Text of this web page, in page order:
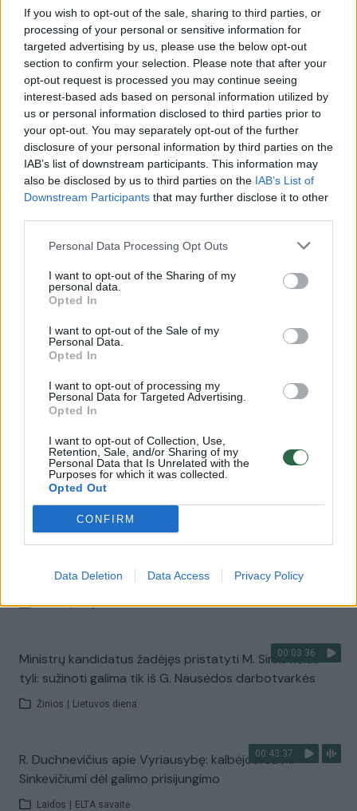
If you wish to opt-out of the sale, sharing to third parties, or
processing of your personal or sensitive information for
targeted advertising by us, please use the below opt-out
section to confirm your selection. Please note that after your
opt-out request is processed you may continue seeing
interest-based ads based on personal information utilized by
us or personal information disclosed to third parties prior to
your opt-out. You may separately opt-out of the further
disclosure of your personal information by third parties on the
IAB’s list of downstream participants. This information may
also be disclosed by us to third parties on the IAB’s List of
Downstream Participants that may further disclose it to other
Personal Data Processing Opt Outs
I want to opt-out of the Sharing of my
personal data.
Opted In
I want to opt-out of the Sale of my
Personal Data.
Opted In
I want to opt-out of processing my
Personal Data for Targeted Advertising.
Opted In
I want to opt-out of Collection, Use,
Retention, Sale, and/or Sharing of my
Personal Data that Is Unrelated with the
Purposes for which it was collected.
Opted Out
CONFIRM
Data Deletion Data Access Privacy Policy
00:03:33
Dabartinę Vyriausybę vertina silpniau nei I. Ruginienės:
M. Sinkevičius pirmenybę teikė ne pavardėms
Žinios | Lietuvos diena
00:12:32
V. Sinkevičius – apie svarbiausius Vyriausybės darbus:
vienai problemai skirs ypatingą dėmesį
Laidos | Nauja diena
Vaizdas Vyriausybėje sukelia dvejopą įspūdį: dėl
nežinomų ministrų visuomenė priversta pasitikėti
Laidos | Nauja diena
Nufilmavo naująjį ministrų kabinetą: užėmė vietas
Žinios | Lietuvos diena
00:35:53
Pamatykite spaudos konferenciją: premjeras M.
Sinkevičius paskelbė savo ministrų kabineto sudėtį
Žinios | Lietuvos diena
yra duobių, kurių socialdemokratai nemato
Laidos | Nauja diena
00:03:36
Ministrų kandidatus žadėjęs pristatyti M. Sinkevičius
tyli: sužinoti galima tik iš G. Nausėdos darbotvarkės
Žinios Lietuvos diena
00:43:37
R. Duchnevičius apie Vyriausybę: kalbėjosi su M.
Sinkevičiumi dėl galimo prisijungimo
Laidos ELTA savaitė